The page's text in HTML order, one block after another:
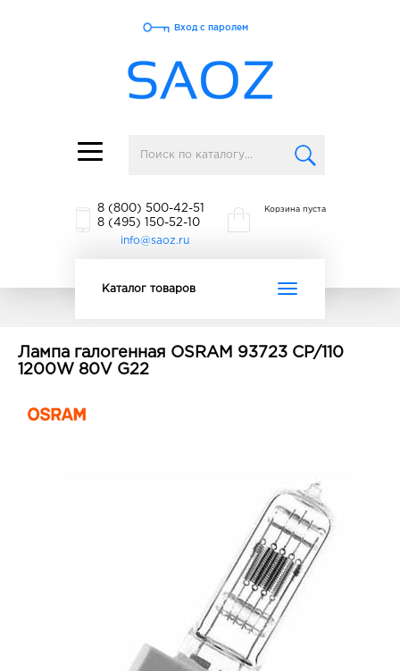
Toggle
navigation
Вход с паролем
8 (800) 500-42-51
8 (495) 150-52-10
info@saoz.ru
Корзина пуста
Toggle
Каталог товаров
Лампа галогенная OSRAM 93723 CP/110
1200W 80V G22